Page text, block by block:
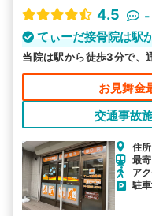
4.5
-
てぃーだ接骨院は駅
当院は駅から徒歩3分で、
お見舞金
交通事故
住
最
ア
駐